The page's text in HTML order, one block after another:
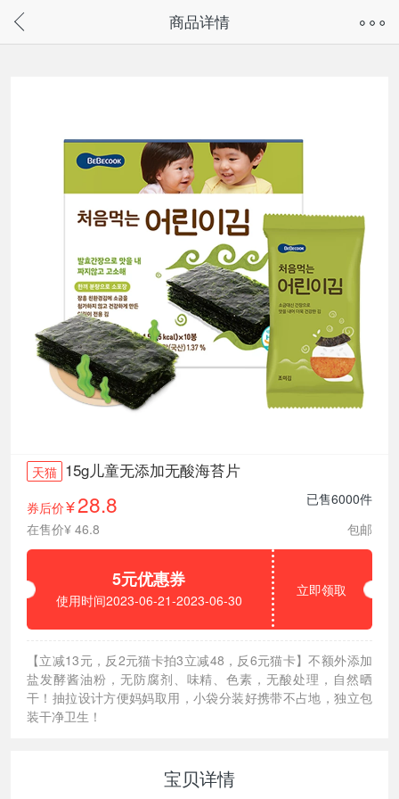
请通过微信或支付宝搜“奇兔客小程序”访问
商品详情
天猫 15g儿童无添加无酸海苔片
券后价¥28.8
已售6000件
在售价¥ 46.8
包邮
5元优惠券
使用时间2023-06-21-2023-06-30
立即领取
【立减13元，反2元猫卡拍3立减48，反6元猫卡】不额外添加
盐发酵酱油粉，无防腐剂、味精、色素，无酸处理，自然晒
干！抽拉设计方便妈妈取用，小袋分装好携带不占地，独立包
装干净卫生！
宝贝详情